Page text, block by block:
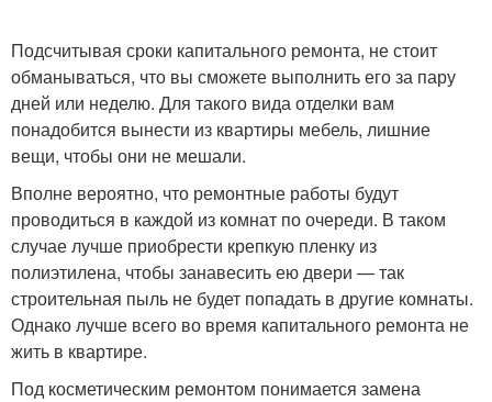
Подсчитывая сроки капитального ремонта, не стоит
обманываться, что вы сможете выполнить его за пару
дней или неделю. Для такого вида отделки вам
понадобится вынести из квартиры мебель, лишние
вещи, чтобы они не мешали.
Вполне вероятно, что ремонтные работы будут
проводиться в каждой из комнат по очереди. В таком
случае лучше приобрести крепкую пленку из
полиэтилена, чтобы занавесить ею двери — так
строительная пыль не будет попадать в другие комнаты.
Однако лучше всего во время капитального ремонта не
жить в квартире.
Под косметическим ремонтом понимается замена